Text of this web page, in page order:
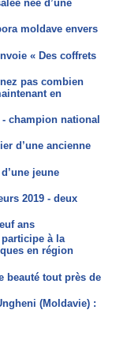
née d’une
moldave envers
« Des coffrets
pas combien
en
champion national
d’une ancienne
jeune
2019 - deux
ans
à la
en région
beauté tout près de
(Moldavie) :